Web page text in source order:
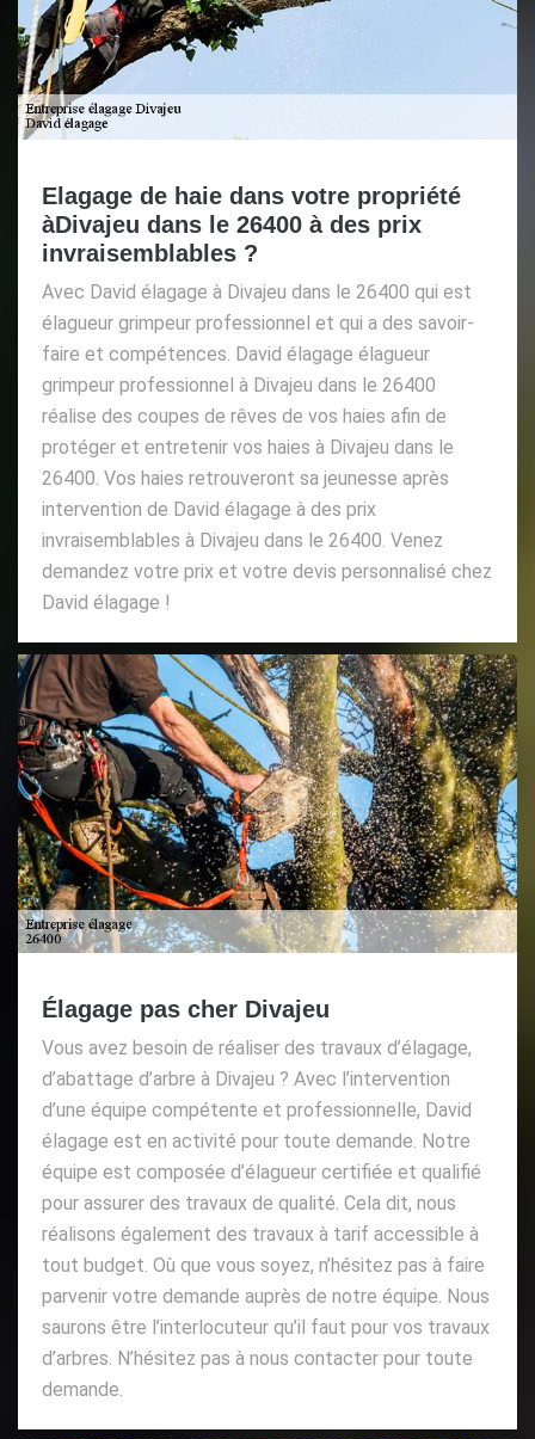
Elagage de haie dans votre propriété
àDivajeu dans le 26400 à des prix
invraisemblables ?
Avec David élagage à Divajeu dans le 26400 qui est
élagueur grimpeur professionnel et qui a des savoir-
faire et compétences. David élagage élagueur
grimpeur professionnel à Divajeu dans le 26400
réalise des coupes de rêves de vos haies afin de
protéger et entretenir vos haies à Divajeu dans le
26400. Vos haies retrouveront sa jeunesse après
intervention de David élagage à des prix
invraisemblables à Divajeu dans le 26400. Venez
demandez votre prix et votre devis personnalisé chez
David élagage !
Élagage pas cher Divajeu
Vous avez besoin de réaliser des travaux d’élagage,
d’abattage d’arbre à Divajeu ? Avec l’intervention
d’une équipe compétente et professionnelle, David
élagage est en activité pour toute demande. Notre
équipe est composée d’élagueur certifiée et qualifié
pour assurer des travaux de qualité. Cela dit, nous
réalisons également des travaux à tarif accessible à
tout budget. Où que vous soyez, n’hésitez pas à faire
parvenir votre demande auprès de notre équipe. Nous
saurons être l’interlocuteur qu’il faut pour vos travaux
d’arbres. N’hésitez pas à nous contacter pour toute
demande.